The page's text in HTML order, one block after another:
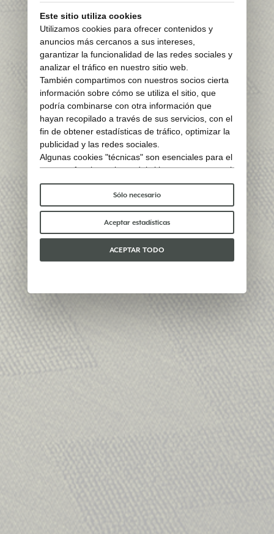
Este sitio utiliza cookies
Utilizamos cookies para ofrecer contenidos y
anuncios más cercanos a sus intereses,
garantizar la funcionalidad de las redes sociales y
analizar el tráfico en nuestro sitio web.
También compartimos con nuestros socios cierta
información sobre cómo se utiliza el sitio, que
podría combinarse con otra información que
hayan recopilado a través de sus servicios, con el
fin de obtener estadísticas de tráfico, optimizar la
publicidad y las redes sociales.
Algunas cookies "técnicas" son esenciales para el
correcto funcionamiento del sitio y no procesan ni
comparten ningún dato personal con terceros.
Para saber más puedes consultar nuestra
de cookies.
Por favor, elige qué cookies aceptar:
Sólo necesario
Aceptar estadísticas
ACEPTAR TODO